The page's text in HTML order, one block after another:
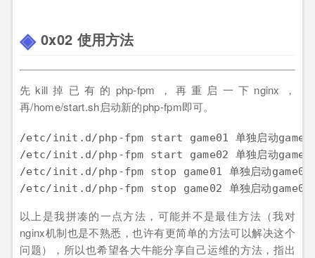
0x02 使用方法
先kill掉已有的php-fpm，再重启一下nginx，
再/home/start.sh启动新的php-fpm即可。
/etc/init.d/php-fpm start game01 单独启动
/etc/init.d/php-fpm start game02 单独启动
/etc/init.d/php-fpm stop game01 单独启动game01
以上是我拼凑的一点方法，可能并不是最佳方法（我对
nginx机制也是不熟悉，也许有更简单的方法可以解决这个
问题），所以也希望各大牛能分享自己运维的方法，指出